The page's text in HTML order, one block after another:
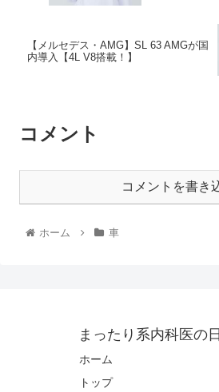
【メルセデス・AMG】SL 63 AMGが国
内導入【4L V8搭載！】
コメント
コメントを書き
ホーム 車
まったり系内科医の
ホーム
トップ